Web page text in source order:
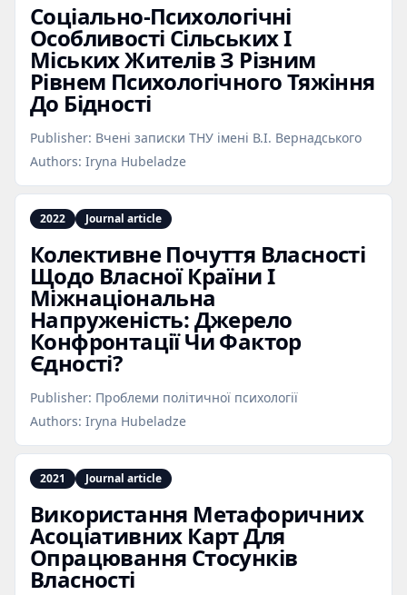
Соціально‑Психологічні
Особливості Сільських І
Міських Жителів З Різним
Рівнем Психологічного Тяжіння
До Бідності
Publisher: Вчені записки ТНУ імені В.І. Вернадського
Authors: Iryna Hubeladze
2022 Journal article
Колективне Почуття Власності
Щодо Власної Країни І
Міжнаціональна
Напруженість: Джерело
Конфронтації Чи Фактор
Єдності?
Publisher: Проблеми політичної психології
Authors: Iryna Hubeladze
2021 Journal article
Використання Метафоричних
Асоціативних Карт Для
Опрацювання Стосунків
Власності